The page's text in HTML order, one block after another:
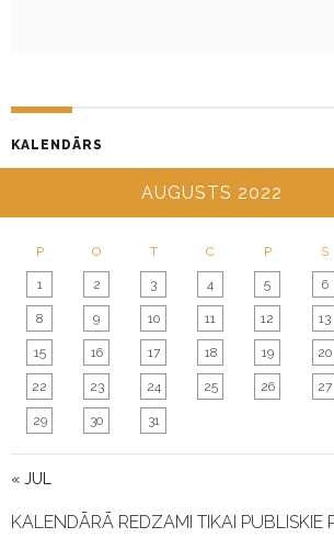
I
N
KALENDĀRS
AUGUSTS 2022
P O T C P S
« JUL
1 2 3 4 5 6
8 9 10 11 12 13
15 16 17 18 19 20
22 23 24 25 26 27
29 30 31
KALENDĀRĀ REDZAMI TIKAI PUBLISKIE